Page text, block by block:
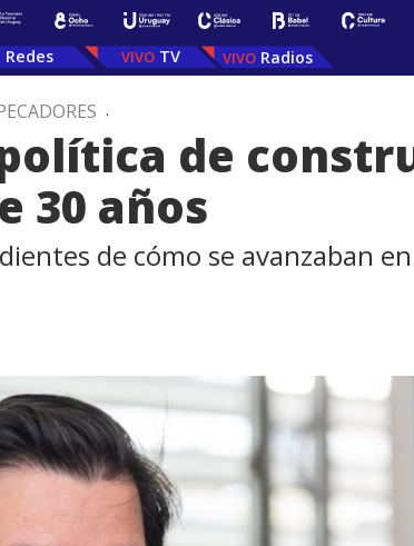
Redes TV Radios
.
de
30 años
de cómo se avanzaban